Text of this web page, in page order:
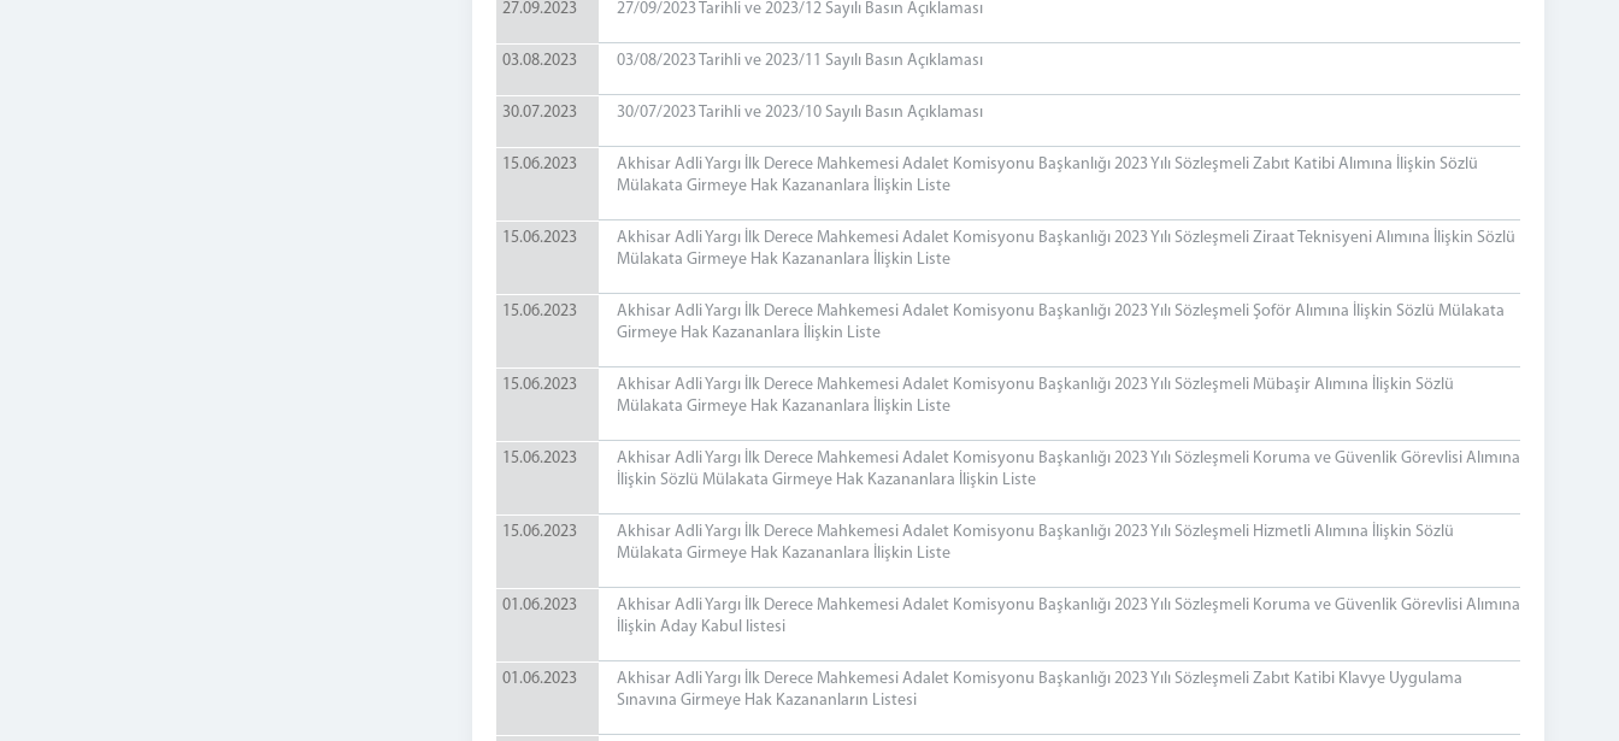
27.09.2023 27/09/2023 Tarihli ve 2023/12 Sayılı Basın Açıklaması
03.08.2023 03/08/2023 Tarihli ve 2023/11 Sayılı Basın Açıklaması
30.07.2023 30/07/2023 Tarihli ve 2023/10 Sayılı Basın Açıklaması
15.06.2023
Akhisar Adli Yargı İlk Derece Mahkemesi Adalet Komisyonu Başkanlığı 2023 Yılı Sözleşmeli Zabıt Katibi Alımına İlişkin Sözlü
Mülakata Girmeye Hak Kazananlara İlişkin Liste
15.06.2023
Akhisar Adli Yargı İlk Derece Mahkemesi Adalet Komisyonu Başkanlığı 2023 Yılı Sözleşmeli Ziraat Teknisyeni Alımına İlişkin Sözlü
Mülakata Girmeye Hak Kazananlara İlişkin Liste
15.06.2023
Akhisar Adli Yargı İlk Derece Mahkemesi Adalet Komisyonu Başkanlığı 2023 Yılı Sözleşmeli Şoför Alımına İlişkin Sözlü Mülakata
Girmeye Hak Kazananlara İlişkin Liste
15.06.2023
Akhisar Adli Yargı İlk Derece Mahkemesi Adalet Komisyonu Başkanlığı 2023 Yılı Sözleşmeli Mübaşir Alımına İlişkin Sözlü
Mülakata Girmeye Hak Kazananlara İlişkin Liste
15.06.2023
Akhisar Adli Yargı İlk Derece Mahkemesi Adalet Komisyonu Başkanlığı 2023 Yılı Sözleşmeli Koruma ve Güvenlik Görevlisi Alımına
İlişkin Sözlü Mülakata Girmeye Hak Kazananlara İlişkin Liste
15.06.2023
Akhisar Adli Yargı İlk Derece Mahkemesi Adalet Komisyonu Başkanlığı 2023 Yılı Sözleşmeli Hizmetli Alımına İlişkin Sözlü
Mülakata Girmeye Hak Kazananlara İlişkin Liste
01.06.2023
Akhisar Adli Yargı İlk Derece Mahkemesi Adalet Komisyonu Başkanlığı 2023 Yılı Sözleşmeli Koruma ve Güvenlik Görevlisi Alımına
İlişkin Aday Kabul listesi
01.06.2023
Akhisar Adli Yargı İlk Derece Mahkemesi Adalet Komisyonu Başkanlığı 2023 Yılı Sözleşmeli Zabıt Katibi Klavye Uygulama
Sınavına Girmeye Hak Kazananların Listesi